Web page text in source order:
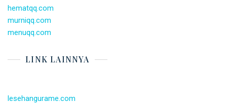
hematqq.com
murniqq.com
menuqq.com
LINK LAINNYA
lesehangurame.com